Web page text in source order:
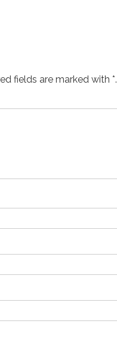
fields are marked with *.